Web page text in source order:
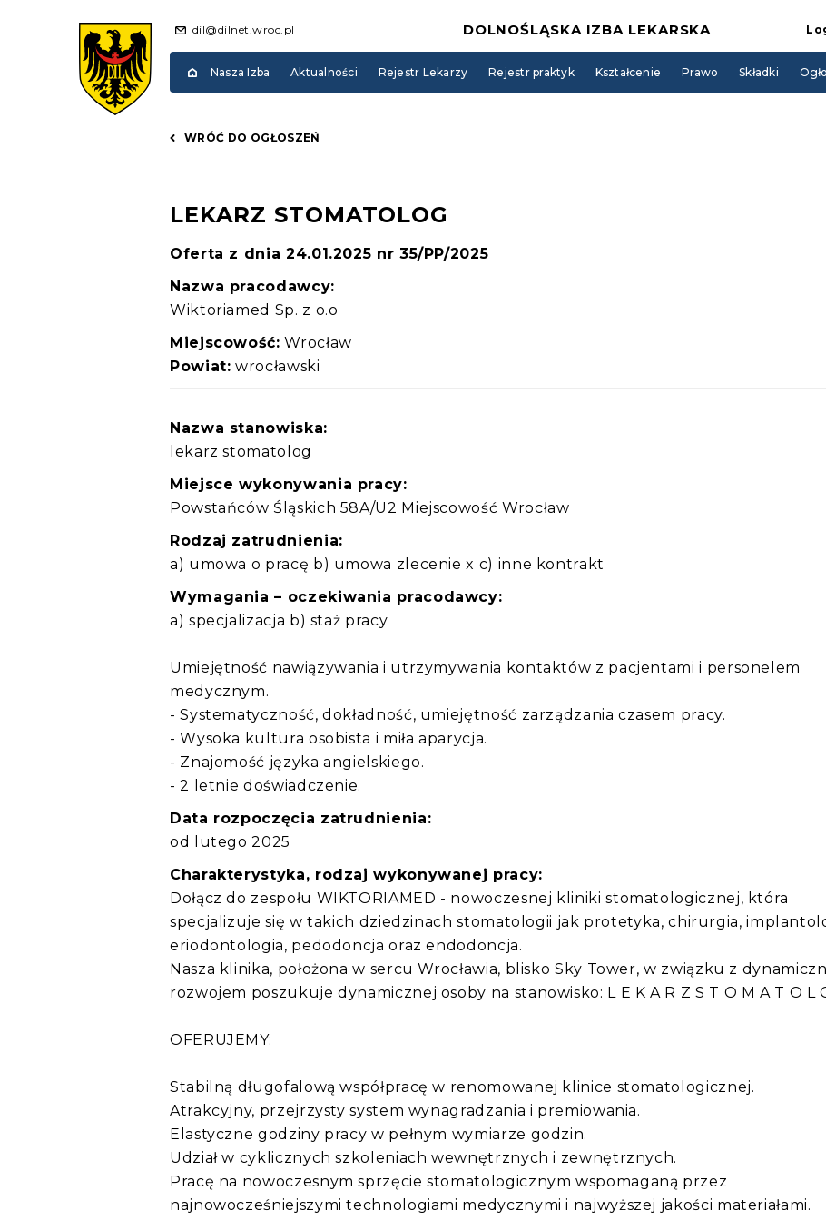
dil@dilnet.wroc.pl DOLNOŚLĄSKA IZBA LEKARSKA
Nasza Izba Aktualności Rejestr Lekarzy Rejestr praktyk Kształcenie Prawo Składki
WRÓĆ DO OGŁOSZEŃ
LEKARZ STOMATOLOG
Oferta z dnia 24.01.2025 nr 35/PP/2025
Nazwa pracodawcy:
Wiktoriamed Sp. z o.o
Miejscowość: Wrocław
Powiat: wrocławski
Nazwa stanowiska:
lekarz stomatolog
Miejsce wykonywania pracy:
Powstańców Śląskich 58A/U2 Miejscowość Wrocław
Rodzaj zatrudnienia:
a) umowa o pracę b) umowa zlecenie x c) inne kontrakt
Wymagania – oczekiwania pracodawcy:
a) specjalizacja b) staż pracy
Umiejętność nawiązywania i utrzymywania kontaktów z pacjentami i personelem
medycznym.
- Systematyczność, dokładność, umiejętność zarządzania czasem pracy.
- Wysoka kultura osobista i miła aparycja.
- Znajomość języka angielskiego.
- 2 letnie doświadczenie.
Data rozpoczęcia zatrudnienia:
od lutego 2025
Charakterystyka, rodzaj wykonywanej pracy:
Dołącz do zespołu WIKTORIAMED - nowoczesnej kliniki stomatologicznej, która
specjalizuje się w takich dziedzinach stomatologii jak protetyka, chirurgia,
eriodontologia, pedodoncja oraz endodoncja.
Nasza klinika, położona w sercu Wrocławia, blisko Sky Tower, w związku z
rozwojem poszukuje dynamicznej osoby na stanowisko: L E K A R Z S T O M A T O L
OFERUJEMY:
Stabilną długofalową współpracę w renomowanej klinice stomatologicznej.
Atrakcyjny, przejrzysty system wynagradzania i premiowania.
Elastyczne godziny pracy w pełnym wymiarze godzin.
Udział w cyklicznych szkoleniach wewnętrznych i zewnętrznych.
Pracę na nowoczesnym sprzęcie stomatologicznym wspomaganą przez
najnowocześniejszymi technologiami medycznymi i najwyższej jakości materiałami.